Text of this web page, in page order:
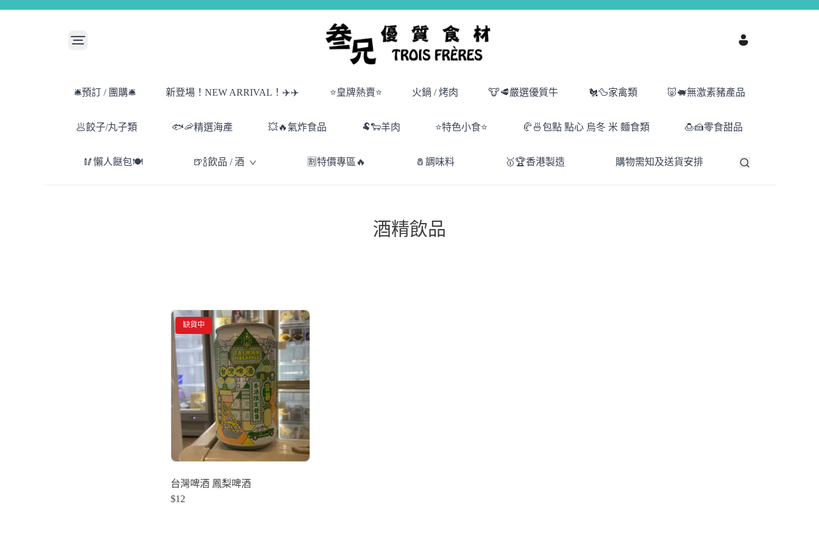
🛎️預訂 / 團購🛎️ 新登場！NEW ARRIVAL！✈️✈️ ⭐皇牌熱賣⭐ 火鍋 / 烤肉 🐮🥩嚴選優質牛 🐔🦆家禽類 🐷🐖無激素豬產品
🥟餃子/丸子類 🐟🦐精選海產 💥🔥氣炸食品 🐏🐑羊肉 ⭐特色小食⭐ 🥐🍜包點 點心 烏冬 米 麵食類 🍮🍰零食甜品
🥢懶人餸包🍽️ 🍺🍾飲品 / 酒 🈹特價專區🔥 🧂調味料 🥇🏆香港製造 購物需知及送貨安排
酒精飲品
缺貨中
台灣啤酒 鳳梨啤酒
$12